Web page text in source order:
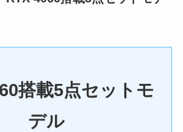
搭載5点セットモ
デル